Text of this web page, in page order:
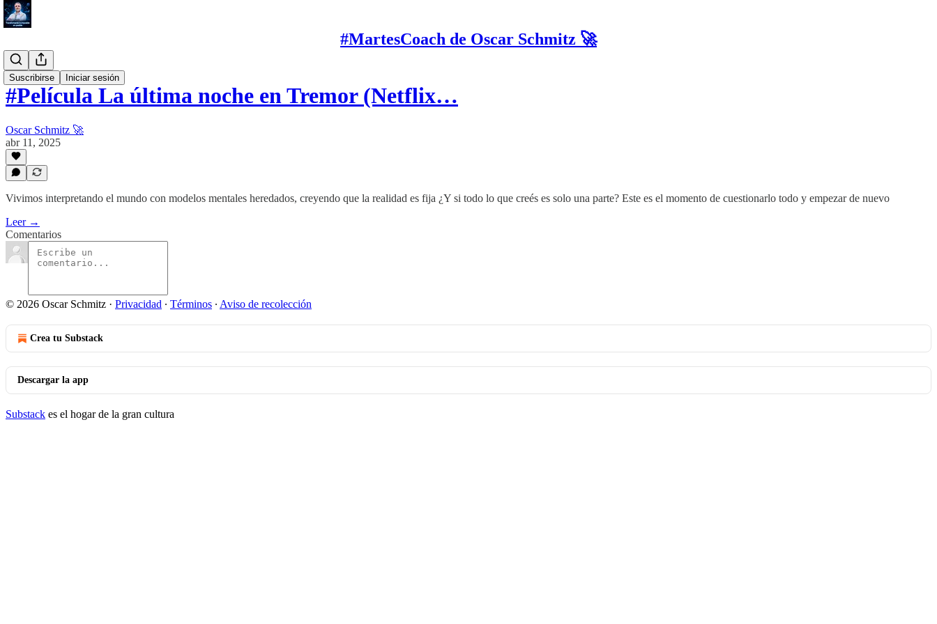
#MartesCoach de Oscar Schmitz 🚀
Suscribirse Iniciar sesión
#Tool
#Película La última noche en Tremor (Netflix…
Oscar Schmitz 🚀
abr 11, 2025
Vivimos interpretando el mundo con modelos mentales heredados, creyendo que la realidad es fija ¿Y si todo lo que creés es solo una parte? Este es el momento de cuestionarlo todo y empezar de nuevo
Leer →
Comentarios
© 2026 Oscar Schmitz · Privacidad ∙ Términos ∙ Aviso de recolección
Crea tu Substack
Descargar la app
Substack es el hogar de la gran cultura